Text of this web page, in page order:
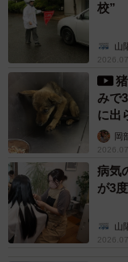
校”
山
みで
に出
岡
病気
が3
山